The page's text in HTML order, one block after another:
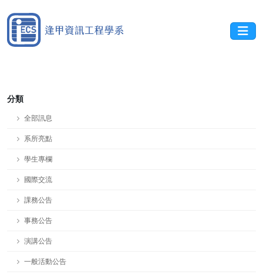
分類
全部訊息
系所亮點
學生專欄
國際交流
課務公告
事務公告
演講公告
一般活動公告